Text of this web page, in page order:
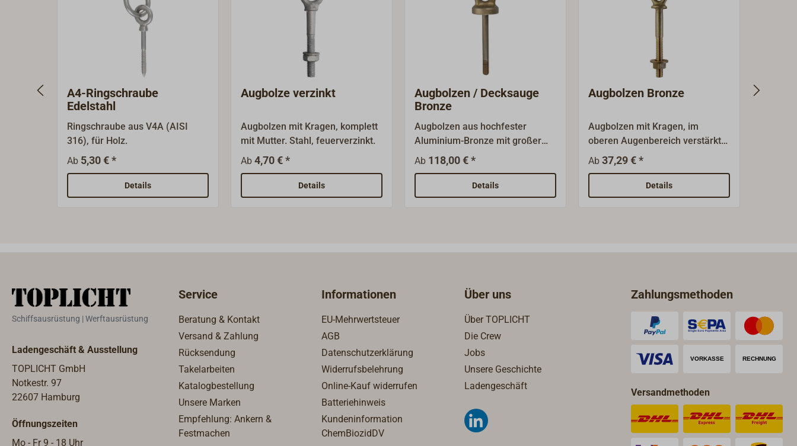
A4-Ringschraube
Edelstahl
Ringschraube aus V4A (AISI
316), für Holz.
Ab 5,30 € *
Details
Augbolze verzinkt
Augbolzen mit Kragen, komplett
mit Mutter. Stahl, feuerverzinkt.
Ab 4,70 € *
Details
Augbolzen / Decksauge
Bronze
Augbolzen aus hochfester
Aluminium-Bronze mit großer
Grundplatte (Durchmesser 50
mm) in der Form eines
klassischen Decksauges.
Ab 118,00 € *
Details
Augbolzen Bronze
Augbolzen mit Kragen, im
oberen Augenbereich verstärkt
(elegante, leicht langovale Form
des Auges).Hergestellt aus
hochfester Silizium-Bronze,
Oberfläche matt gerollt.Zoll-
Ab 37,29 € *
Details
Schiffsausrüstung | Werftausrüstung
Ladengeschäft & Ausstellung
TOPLICHT GmbH
Notkestr. 97
22607 Hamburg
Öffnungszeiten
Mo - Fr 9 - 18 Uhr
Service
Beratung & Kontakt
Versand & Zahlung
Rücksendung
Takelarbeiten
Katalogbestellung
Unsere Marken
Empfehlung: Ankern &
Festmachen
Informationen
EU-Mehrwertsteuer
AGB
Datenschutzerklärung
Widerrufsbelehrung
Online-Kauf widerrufen
Batteriehinweis
Kundeninformation
ChemBiozidDV
Über uns
Über TOPLICHT
Die Crew
Jobs
Unsere Geschichte
Ladengeschäft
Zahlungsmethoden
Versandmethoden